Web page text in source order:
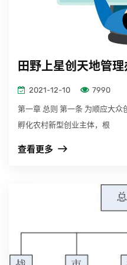
田野上星创天地管理
2021-12-10 7990
第一章 总则 第一条 为顺应大众
孵化农村新型创业主体，根
查看更多